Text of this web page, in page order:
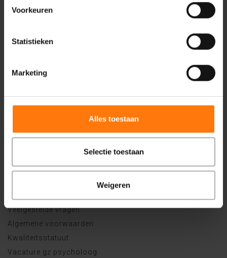
Voorkeuren
Statistieken
Marketing
Alles toestaan
Selectie toestaan
Weigeren
is gewaardeerd op
plaats een
waardering
Veelgestelde vragen
Algemene voorwaarden
Kwaliteitsstatuut
Vacature gz psycholoog